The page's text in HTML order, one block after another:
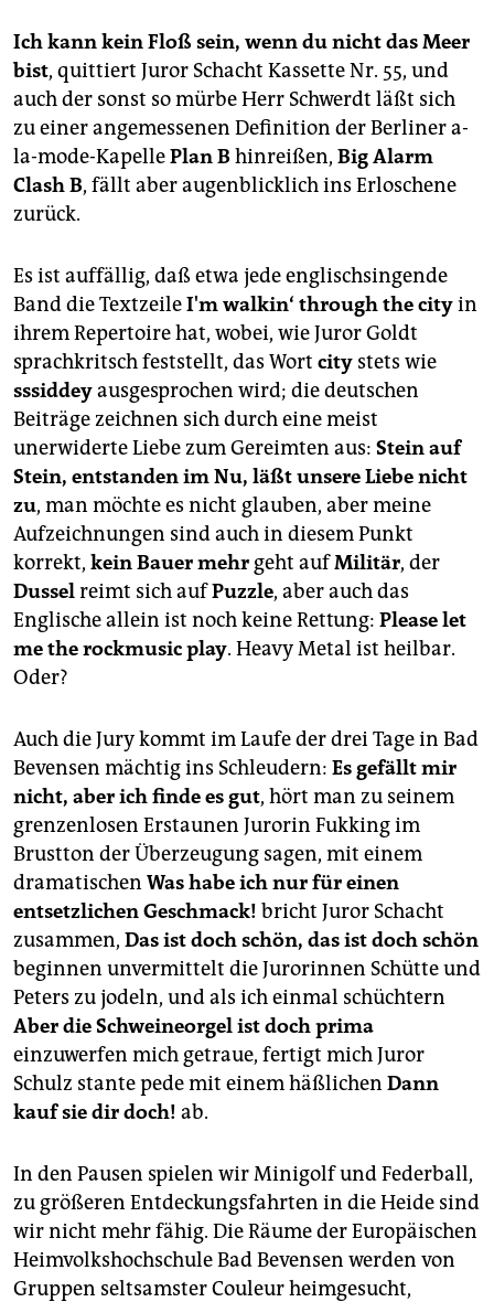
Ich kann kein Floß sein, wenn du nicht das Meer
bist, quittiert Juror Schacht Kassette Nr. 55, und
auch der sonst so mürbe Herr Schwerdt läßt sich
zu einer angemessenen Definition der Berliner a-
la-mode-KapellePlan B hinreißen, Big Alarm
Clash B, fällt aber augenblicklich ins Erloschene
zurück.
Es ist auffällig, daß etwa jede englischsingende
Band die TextzeileI'm walkin‘ through the cityin
ihrem Repertoire hat, wobei, wie Juror Goldt
sprachkritsch feststellt, das Wort city stets wie
sssiddeyausgesprochen wird; die deutschen
Beiträge zeichnen sich durch eine meist
unerwiderte Liebe zum Gereimten aus: Stein auf
Stein, entstanden im Nu, läßt unsere Liebe nicht
zu, man möchte es nicht glauben, aber meine
Aufzeichnungen sind auch in diesem Punkt
korrekt, kein Bauer mehr geht aufMilitär, der
Dusselreimt sich aufPuzzle, aber auch das
Englische allein ist noch keine Rettung: Please let
me the rockmusic play. Heavy Metal ist heilbar.
Oder?
Auch die Jury kommt im Laufe der drei Tage in Bad
Bevensen mächtig ins Schleudern: Es gefällt mir
nicht, aber ich finde es gut, hört man zu seinem
grenzenlosen Erstaunen Jurorin Fukking im
Brustton der Überzeugung sagen, mit einem
dramatischen Was habe ich nur für einen
entsetzlichen Geschmack! bricht Juror Schacht
zusammen, Das ist doch schön, das ist doch schön
beginnen unvermittelt die Jurorinnen Schütte und
Peters zu jodeln, und als ich einmal schüchtern
Aber die Schweineorgel ist doch prima
einzuwerfen mich getraue, fertigt mich Juror
Schulz stante pede mit einem häßlichen Dann
kauf sie dir doch! ab.
In den Pausen spielen wir Minigolf und Federball,
zu größeren Entdeckungsfahrten in die Heide sind
wir nicht mehr fähig. Die Räume der Europäischen
Heimvolkshochschule Bad Bevensen werden von
Gruppen seltsamster Couleur heimgesucht,